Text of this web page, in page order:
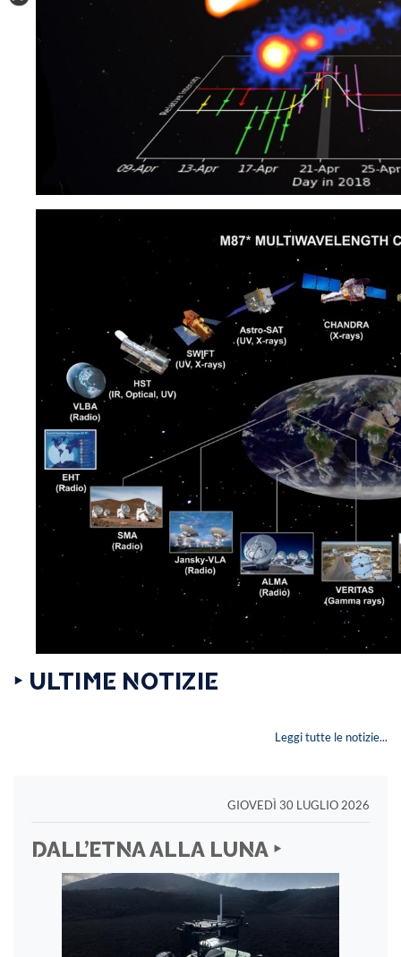
‣ ULTIME NOTIZIE
Leggi tutte le notizie...
GIOVEDÌ 30 LUGLIO 2026
DALL’ETNA ALLA LUNA ‣